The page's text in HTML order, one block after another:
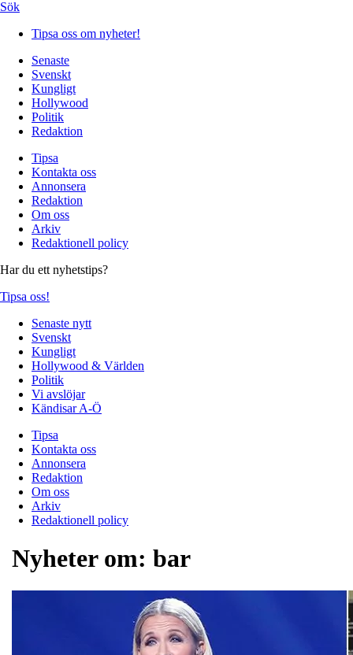
Sök
Tipsa oss om nyheter!
Senaste
Svenskt
Kungligt
Hollywood
Politik
Redaktion
Tipsa
Kontakta oss
Annonsera
Redaktion
Om oss
Arkiv
Redaktionell policy
Har du ett nyhetstips?
Tipsa oss!
Senaste nytt
Svenskt
Kungligt
Hollywood & Världen
Politik
Vi avslöjar
Kändisar A-Ö
Tipsa
Kontakta oss
Annonsera
Redaktion
Om oss
Arkiv
Redaktionell policy
Nyheter om: bar